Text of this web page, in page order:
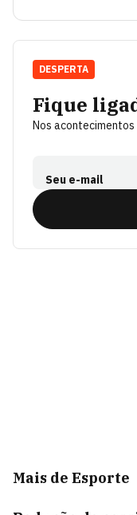
Fique
Nos
Seu e-mail
DESPERTA
Mais de Esporte